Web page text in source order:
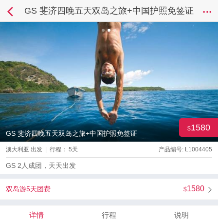
GS 斐济四晚五天双岛之旅+中国护照免签证
GS 斐济四晚五天双岛之旅+中国护照免签证
1580
产品编号: L1004405
澳大利亚 出发 | 行程： 5天
GS 2人成团，天天出发
1580
双岛游5天团费
详情 行程 说明